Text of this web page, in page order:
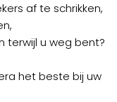
af te schrikken,
terwijl u weg bent?
het beste bij uw